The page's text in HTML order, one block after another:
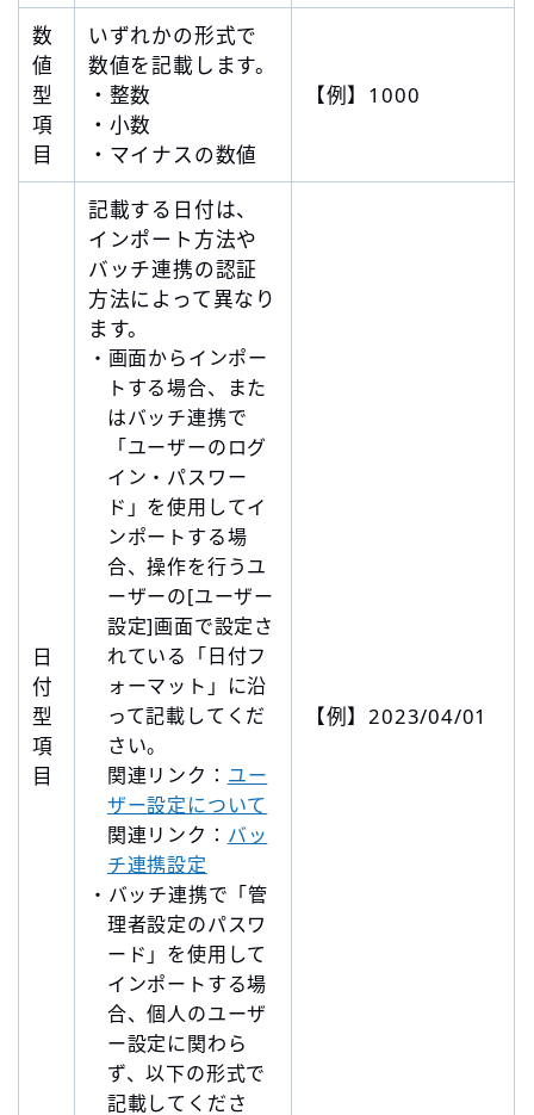
数
値
型
項
目
いずれかの形式で
数値を記載します。
・整数
・小数
・マイナスの数値
【例】1000
日
付
型
項
目
記載する日付は、
インポート方法や
バッチ連携の認証
方法によって異なり
ます。
・画面からインポー
トする場合、また
はバッチ連携で
「ユーザーのログ
イン・パスワー
ド」を使用してイ
ンポートする場
合、操作を行うユ
ーザーの[ユーザー
設定]画面で設定さ
れている「日付フ
ォーマット」に沿
って記載してくだ
さい。
関連リンク： ユー
ザー設定について
関連リンク： バッ
チ連携設定
・バッチ連携で「管
理者設定のパスワ
ード」を使用して
インポートする場
合、個人のユーザ
ー設定に関わら
ず、以下の形式で
記載してくださ
【例】2023/04/01